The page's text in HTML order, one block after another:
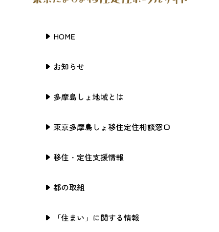
HOME
お知らせ
多摩島しょ地域とは
東京多摩島しょ移住定住相談窓口
移住・定住支援情報
都の取組
「住まい」に関する情報